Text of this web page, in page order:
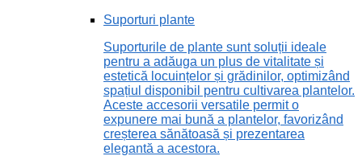
Suporturi plante
Suporturile de plante sunt soluții ideale
pentru a adăuga un plus de vitalitate și
estetică locuințelor și grădinilor, optimizând
spațiul disponibil pentru cultivarea plantelor.
Aceste accesorii versatile permit o
expunere mai bună a plantelor, favorizând
creșterea sănătoasă și prezentarea
elegantă a acestora.